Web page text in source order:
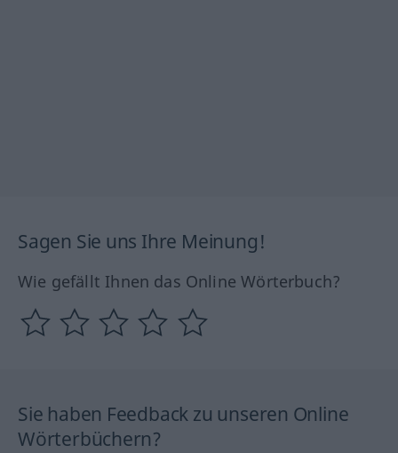
Sagen Sie uns Ihre Meinung!
Wie gefällt Ihnen das Online Wörterbuch?
Sie haben Feedback zu unseren Online
Wörterbüchern?